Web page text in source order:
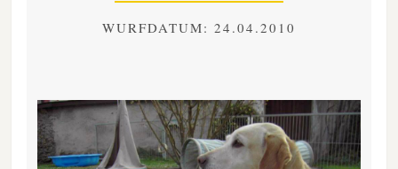
WURFDATUM: 24.04.2010